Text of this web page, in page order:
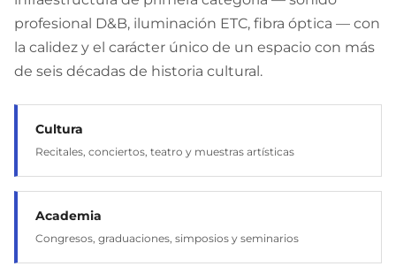
profesional D&B, iluminación ETC, fibra óptica — con
la calidez y el carácter único de un espacio con más
de seis décadas de historia cultural.
Cultura
Recitales, conciertos, teatro y muestras artísticas
Academia
Congresos, graduaciones, simposios y seminarios